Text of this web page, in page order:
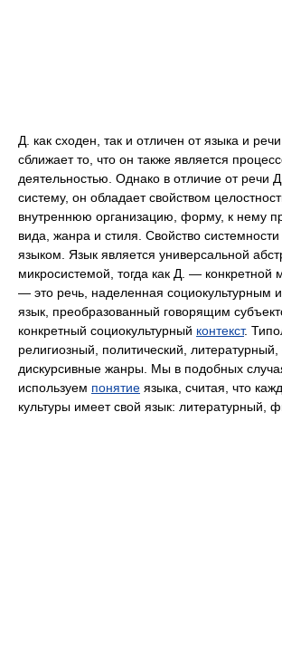
Д. как сходен, так и отличен от языка и
сближает то, что он также является
деятельностью. Однако в отличие от речи
систему, он обладает свойством
внутреннюю организацию, форму, к нему
вида, жанра и стиля. Свойство
языком. Язык является универсальной
микросистемой, тогда как Д. — конкретной
— это речь, наделенная социокультурным
язык, преобразованный говорящим
конкретный социокультурный контекст.
религиозный, политический,
дискурсивные жанры. Мы в подобных
используем понятие языка, считая, что
культуры имеет свой язык: литературный,